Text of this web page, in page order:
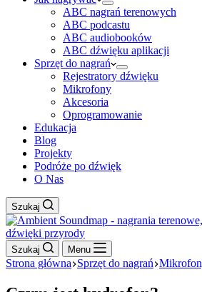
ABC nagrań terenowych
ABC podcastu
ABC audiobooków
ABC dźwięku aplikacji
Sprzęt do nagrań
Rejestratory dźwięku
Mikrofony
Akcesoria
Oprogramowanie
Edukacja
Blog
Projekty
Podróże po dźwięk
O Nas
Szukaj
Szukaj Menu
Strona główna Sprzęt do nagrań